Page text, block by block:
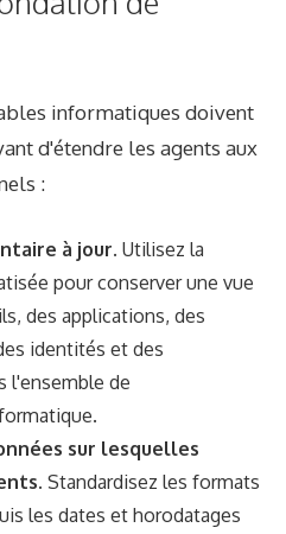
informatiques doivent
d'étendre les agents aux
:
à jour. Utilisez la
pour conserver une vue
des applications, des
identités et des
l'ensemble de
sur lesquelles
Standardisez les formats
les dates et horodatages